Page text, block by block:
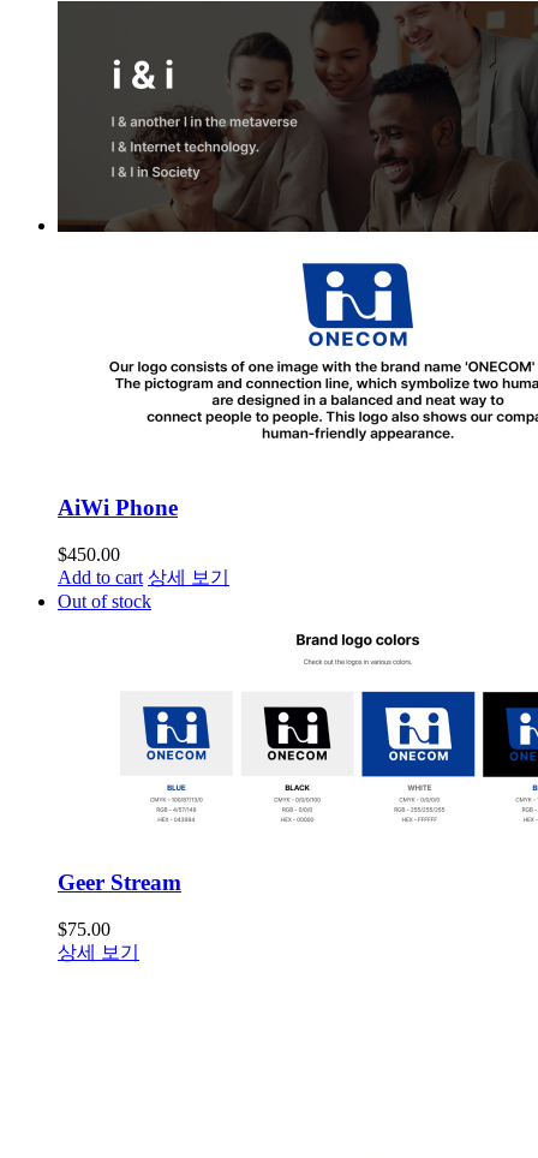
AiWi Phone
$450.00
Add to cart 상세 보기
Out of stock
Geer Stream
$75.00
상세 보기